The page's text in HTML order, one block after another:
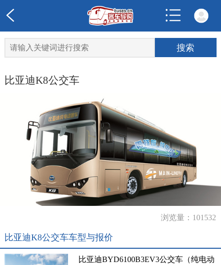
比亚迪K8公交车
浏览量：101532
比亚迪K8公交车车型与报价
比亚迪BYD6100B3EV3公交车（纯电动